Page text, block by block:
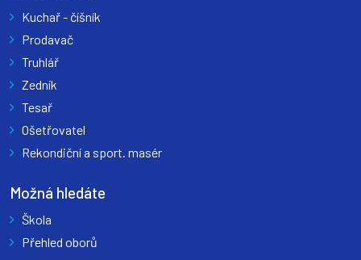
Kuchař - číšník
Prodavač
Truhlář
Zedník
Tesař
Ošetřovatel
Rekondiční a sport. masér
Možná hledáte
Škola
Přehled oborů